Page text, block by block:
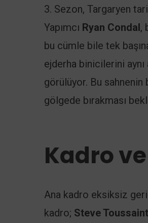
3. Sezon, Targaryen
Yapımcı Ryan Condal,
bu cümle bile tek
ejderha binicilerini aynı
görülüyor. Bu sahnenin
gölgede bırakması
Kadro
Ana kadro eksiksiz
kadro; Steve Toussaint